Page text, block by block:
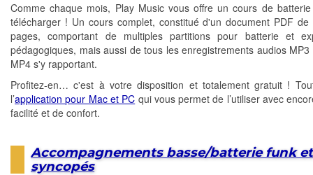
Comme chaque mois, Play Music vous offre un cours de
télécharger ! Un cours complet, constitué d'un document PDF de
pages, comportant de multiples partitions pour batterie et
pédagogiques, mais aussi de tous les enregistrements audios MP3
MP4 s'y rapportant.
Profitez-en… c'est à votre disposition et totalement gratuit !
l’application pour Mac et PC qui vous permet de l’utiliser avec
facilité et de confort.
Accompagnements basse/batterie funk et
syncopés